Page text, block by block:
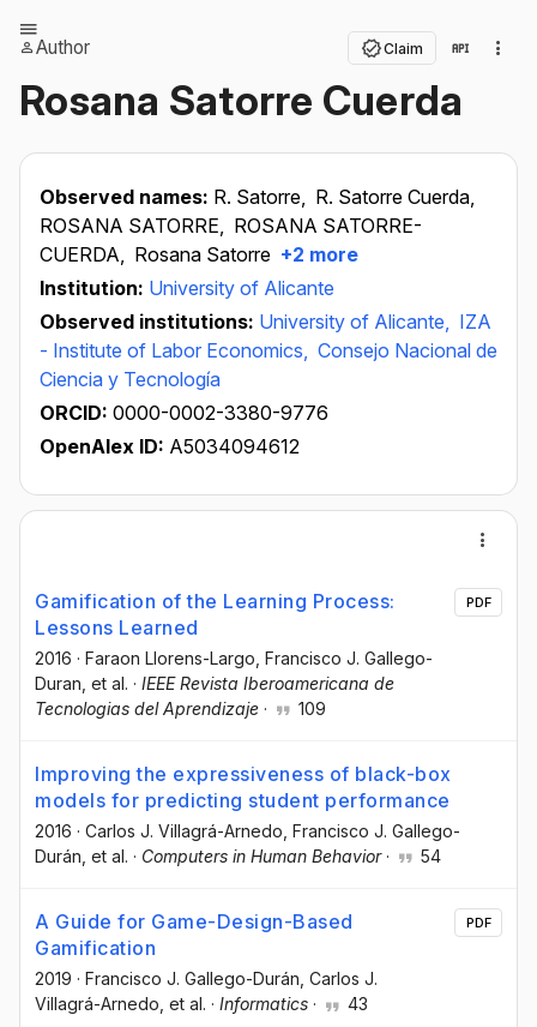
Author Claim
Rosana Satorre Cuerda
Observed names: R. Satorre, R. Satorre Cuerda,
ROSANA SATORRE, ROSANA SATORRE-
CUERDA, Rosana Satorre +2 more
Institution: University of Alicante
Observed institutions: University of Alicante, IZA
- Institute of Labor Economics, Consejo Nacional de
Ciencia y Tecnología
ORCID: 0000-0002-3380-9776
OpenAlex ID: A5034094612
Gamification of the Learning Process:
Lessons Learned
2016 · Faraon Llorens-Largo , Francisco J. Gallego-
Duran , et al. · IEEE Revista Iberoamericana de
Tecnologias del Aprendizaje · 109
PDF
Improving the expressiveness of black-box
models for predicting student performance
2016 · Carlos J. Villagrá-Arnedo , Francisco J. Gallego-
Durán , et al. · Computers in Human Behavior· 54
A Guide for Game-Design-Based
Gamification
2019 · Francisco J. Gallego-Durán , Carlos J.
Villagrá-Arnedo , et al. · Informatics · 43
PDF